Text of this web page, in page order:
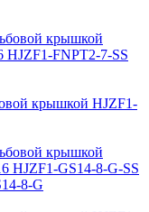
крышкой HJZF1-